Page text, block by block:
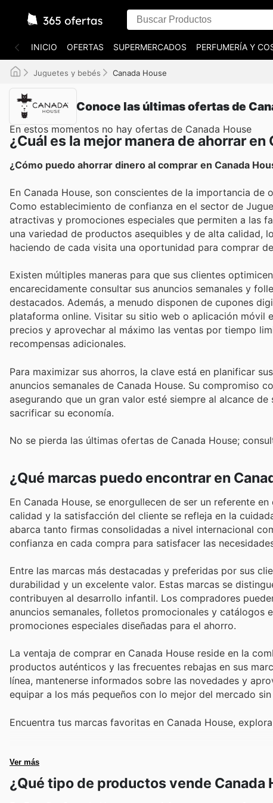
INICIO OFERTAS SUPERMERCADOS PERFUMERÍA Y
Juguetes y bebés Canada House
Conoce las últimas ofertas de
En estos momentos no hay ofertas de Canada House
¿Cuál es la mejor manera de ahorrar en
¿Cómo puedo ahorrar dinero al comprar en Canada
En Canada House, son conscientes de la importancia
Como establecimiento de confianza en el sector de
atractivas y promociones especiales que permiten a las
una variedad de productos asequibles y de alta calidad,
haciendo de cada visita una oportunidad para comprar
Existen múltiples maneras para que sus clientes
encarecidamente consultar sus anuncios semanales y
destacados. Además, a menudo disponen de cupones
plataforma online. Visitar su sitio web o aplicación móvil
precios y aprovechar al máximo las ventas por tiempo
recompensas adicionales.
Para maximizar sus ahorros, la clave está en planificar
anuncios semanales de Canada House. Su compromiso
asegurando que un gran valor esté siempre al alcance
sacrificar su economía.
No se pierda las últimas ofertas de Canada House;
¿Qué marcas puedo encontrar en
En Canada House, se enorgullecen de ser un referente
calidad y la satisfacción del cliente se refleja en la
abarca tanto firmas consolidadas a nivel internacional
confianza en cada compra para satisfacer las
Entre las marcas más destacadas y preferidas por sus
durabilidad y un excelente valor. Estas marcas se
contribuyen al desarrollo infantil. Los compradores
anuncios semanales, folletos promocionales y catálogos
promociones especiales diseñadas para el ahorro.
La ventaja de comprar en Canada House reside en la
productos auténticos y las frecuentes rebajas en sus
línea, mantenerse informados sobre las novedades y
equipar a los más pequeños con lo mejor del mercado
Encuentra tus marcas favoritas en Canada House,
Ver más
¿Qué tipo de productos vende Canada